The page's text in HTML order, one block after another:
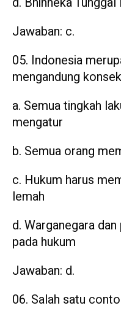
Jawaban: c.
Indonesia
mengandung
a. Semua tingkah
mengatur
b. Semua orang
c. Hukum harus
lemah
d. Warganegara
pada hukum
Jawaban: d.
Salah satu